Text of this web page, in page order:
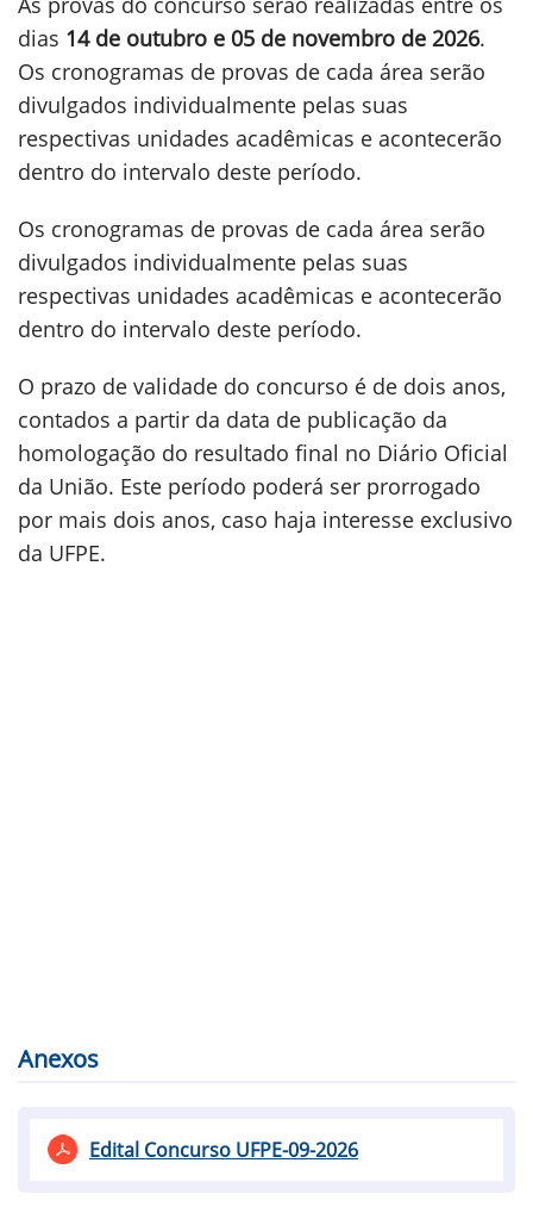
dias 14 de outubro e 05 de novembro de 2026.
Os cronogramas de provas de cada área serão
divulgados individualmente pelas suas
respectivas unidades acadêmicas e acontecerão
dentro do intervalo deste período.
Os cronogramas de provas de cada área serão
divulgados individualmente pelas suas
respectivas unidades acadêmicas e acontecerão
dentro do intervalo deste período.
O prazo de validade do concurso é de dois anos,
contados a partir da data de publicação da
homologação do resultado final no Diário Oficial
da União. Este período poderá ser prorrogado
por mais dois anos, caso haja interesse exclusivo
da UFPE.
Anexos
Edital Concurso UFPE-09-2026